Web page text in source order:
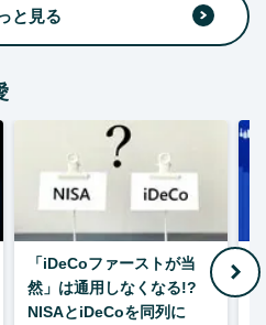
と見る
「iDeCoファーストが当
然」は通用しなくなる!?
NISAとiDeCoを同列に